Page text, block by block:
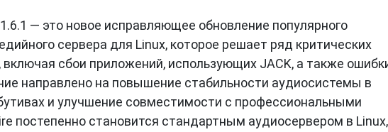
могут иметь жесткие диски (HDD) или твердотельные
данных и операционных систем.
серверу обмениваться данными с клиентами через сеть.
работают под управлением специализированных
как Linux, Windows Server или FreeBSD.
— это новое исправляющее обновление популярного
сервера для Linux, которое решает ряд критических
включая сбои приложений, использующих JACK, а также
направлено на повышение стабильности аудиосистемы в
и улучшение совместимости с профессиональными
постепенно становится стандартным аудиосервером в Linux,